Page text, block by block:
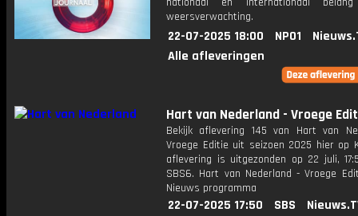
weersverwachting.
22-07-2025 18:00 NPO1
Alle afleveringen
Hart van Nederland - Vroege
Bekijk aflevering 145 van Hart van
Vroege Editie uit seizoen 2025 hier op
aflevering is uitgezonden op 22 juli,
SBS6. Hart van Nederland - Vroege
Nieuws programma
22-07-2025 17:50 SBS